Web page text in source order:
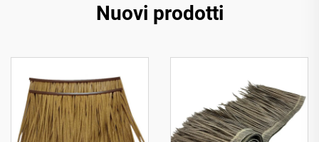
Nuovi prodotti